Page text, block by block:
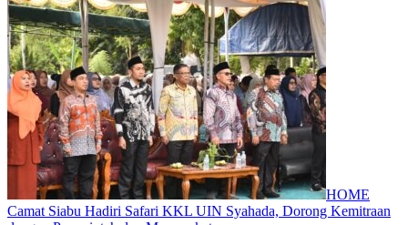
HOME
Camat Siabu Hadiri Safari KKL UIN Syahada, Dorong Kemitraan